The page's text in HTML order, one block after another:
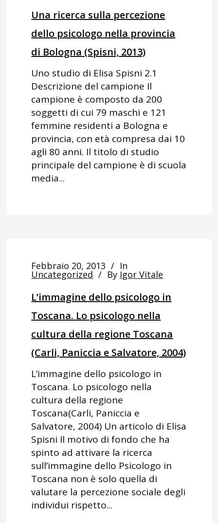
Una ricerca sulla percezione
dello psicologo nella provincia
di Bologna (Spisni, 2013)
Uno studio di Elisa Spisni 2.1
Descrizione del campione Il
campione è composto da 200
soggetti di cui 79 maschi e 121
femmine residenti a Bologna e
provincia, con età compresa dai 10
agli 80 anni. Il titolo di studio
principale del campione è di scuola
media...
Febbraio 20, 2013 In
Uncategorized By Igor Vitale
L’immagine dello psicologo in
Toscana. Lo psicologo nella
cultura della regione Toscana
(Carli, Paniccia e Salvatore, 2004)
L’immagine dello psicologo in
Toscana. Lo psicologo nella
cultura della regione
Toscana(Carli, Paniccia e
Salvatore, 2004) Un articolo di Elisa
Spisni Il motivo di fondo che ha
spinto ad attivare la ricerca
sull’immagine dello Psicologo in
Toscana non è solo quella di
valutare la percezione sociale degli
individui rispetto...